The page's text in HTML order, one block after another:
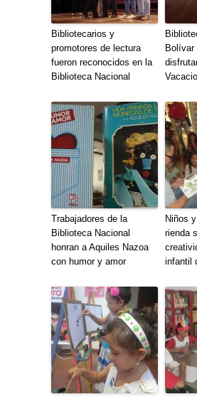
Bibliotecarios y
promotores de lectura
fueron reconocidos en la
Biblioteca Nacional
Bolívar
Trabajadores de la
Biblioteca Nacional
honran a Aquiles Nazoa
con humor y amor
Niños
rienda
infantil